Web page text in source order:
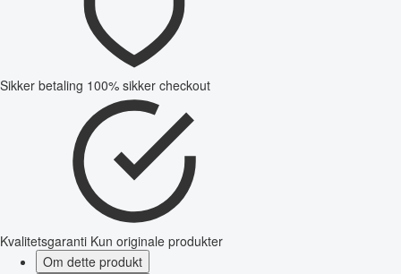
Sikker betaling 100% sikker checkout
Kvalitetsgaranti Kun originale produkter
Om dette produkt